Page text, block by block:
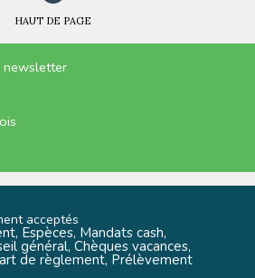
HAUT DE PAGE
newsletter
acceptés
Espèces, Mandats cash,
général, Chèques vacances,
de règlement, Prélèvement